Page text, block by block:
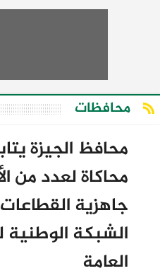
محافظات
محافظ الجيزة
محاكاة لعدد من
جاهزية
الشبكة الوطنية
العامة